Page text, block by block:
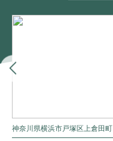
神奈川県横浜市戸塚区上倉田町